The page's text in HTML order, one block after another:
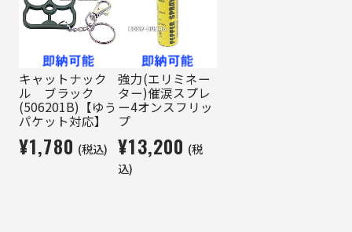
キャットナック
ル ブラック
(506201B)【ゆう
パケット対応】
¥1,780 (税込)
強力(エリミネー
ター)催涙スプレ
ー4オンスフリッ
プ
¥13,200 (税
込)